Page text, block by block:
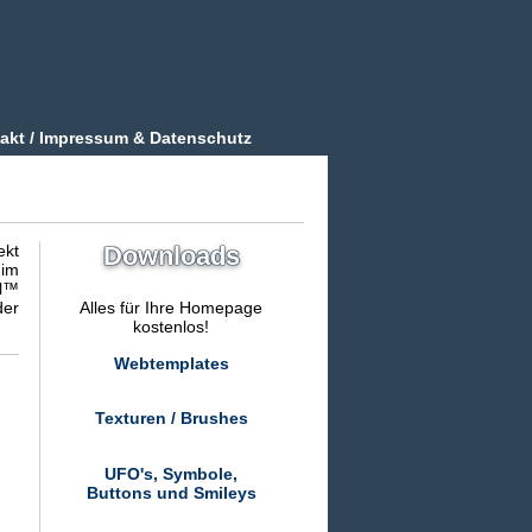
/ Impressum & Datenschutz
Downloads
Alles für Ihre Homepage
kostenlos!
Webtemplates
Texturen / Brushes
UFO's, Symbole,
Buttons und Smileys